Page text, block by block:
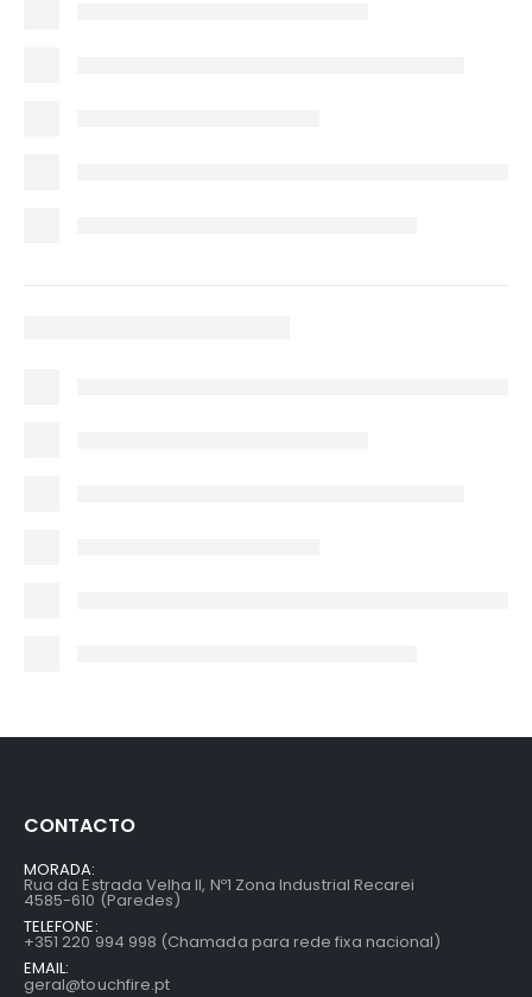
CONTACTO
MORADA:
Rua da Estrada Velha II, Nº1 Zona Industrial Recarei
4585-610 (Paredes)
TELEFONE:
+351 220 994 998 (Chamada para rede fixa nacional)
EMAIL:
geral@touchfire.pt